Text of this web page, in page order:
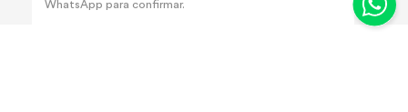
WhatsApp para confirmar.